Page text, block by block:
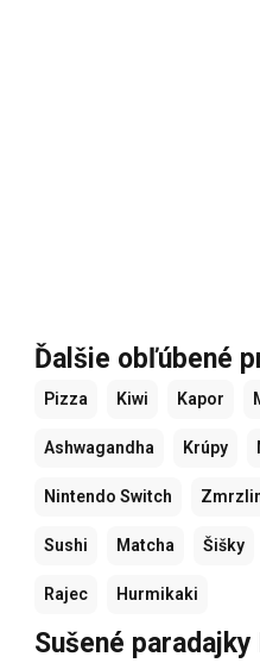
Ďalšie obľúbené
Pizza Kiwi Kapor
Ashwagandha Krúpy
Nintendo Switch
Sushi Matcha Šišky
Rajec Hurmikaki
Sušené